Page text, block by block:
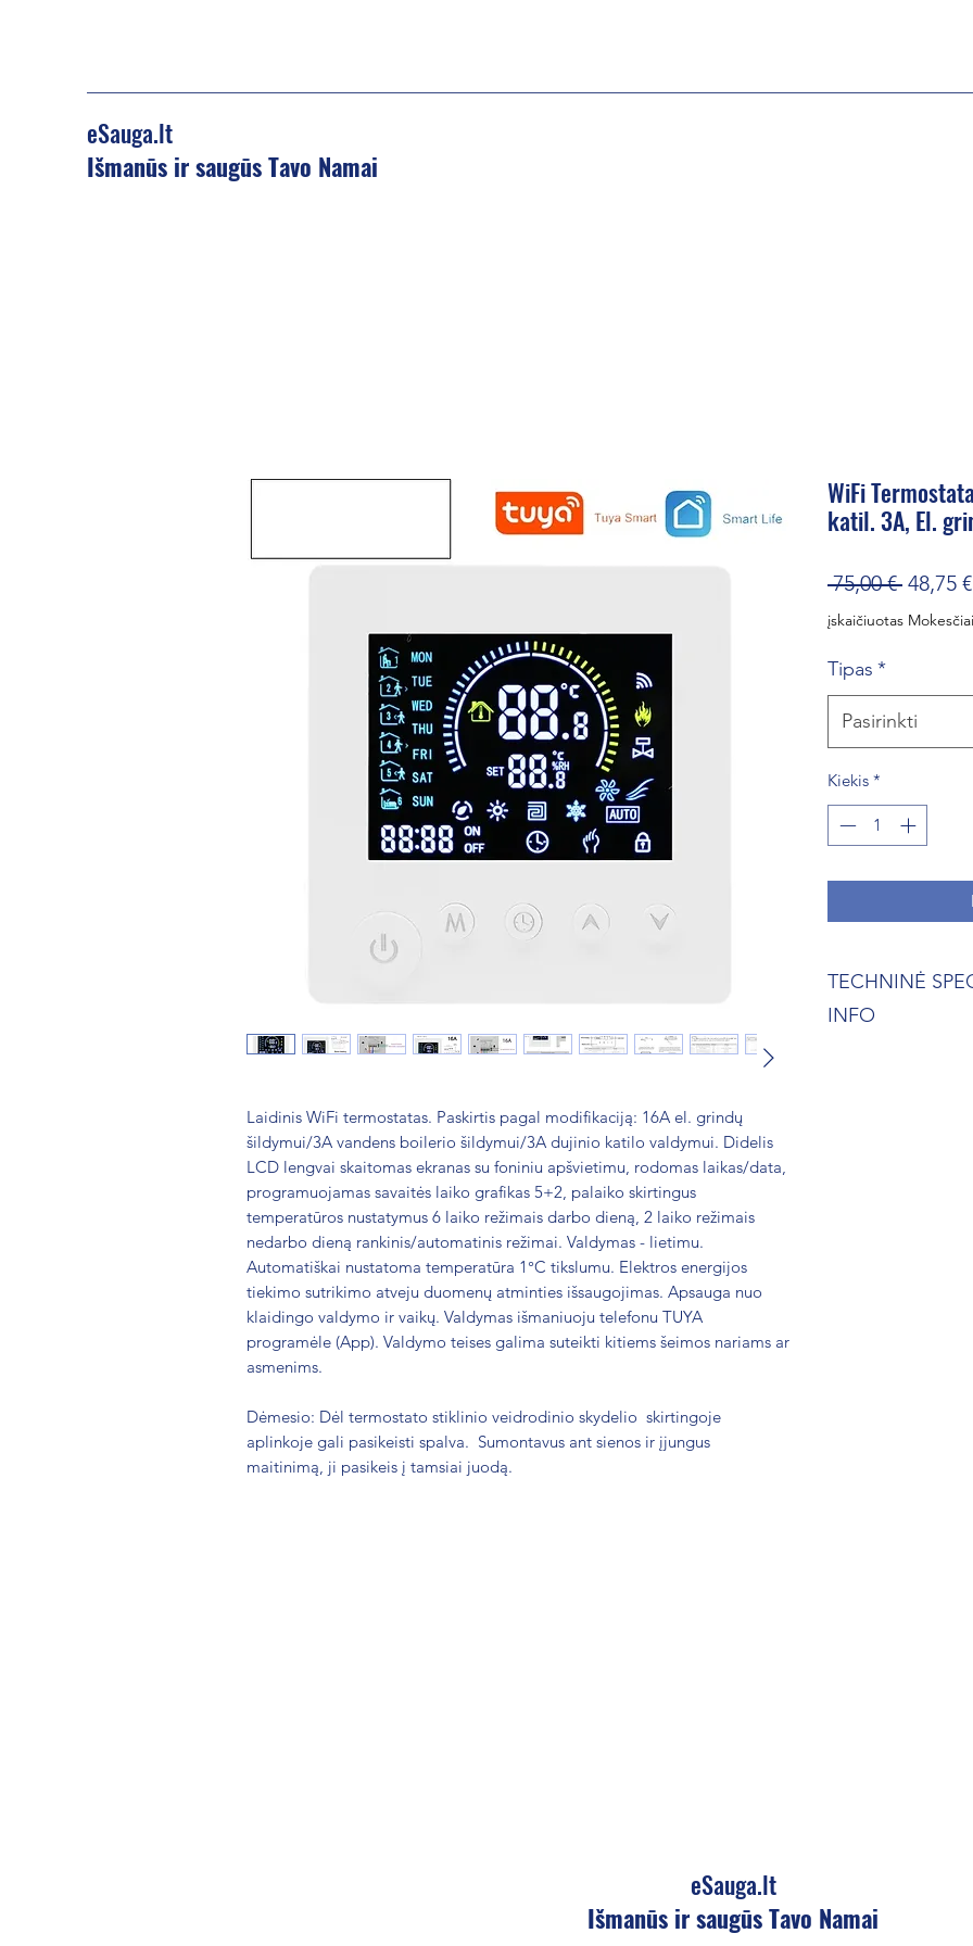
eSauga.lt
Išmanūs ir saugūs Tavo Namai
Laidinis WiFi termostatas. Paskirtis pagal modifikaciją: 16A el. grindų
šildymui/3A vandens boilerio šildymui/3A dujinio katilo valdymui. Didelis
LCD lengvai skaitomas ekranas su foniniu apšvietimu, rodomas laikas/data,
programuojamas savaitės laiko grafikas 5+2, palaiko skirtingus
temperatūros nustatymus 6 laiko režimais darbo dieną, 2 laiko režimais
nedarbo dieną rankinis/automatinis režimai. Valdymas - lietimu.
Automatiškai nustatoma temperatūra 1°C tikslumu. Elektros energijos
tiekimo sutrikimo atveju duomenų atminties išsaugojimas. Apsauga nuo
klaidingo valdymo ir vaikų. Valdymas išmaniuoju telefonu TUYA
programėle (App). Valdymo teises galima suteikti kitiems šeimos nariams ar
asmenims.
Dėmesio: Dėl termostato stiklinio veidrodinio skydelio skirtingoje
aplinkoje gali pasikeisti spalva. Sumontavus ant sienos ir įjungus
maitinimą, ji pasikeis į tamsiai juodą.
WiFi
katil. 3A, El.
75,00 € Įprastinė
kaina
48,75 €
įskaičiuotas Mokesčiai
Tipas *
Pasirinkti
Kiekis *
TECHNINĖ
INFO
eSauga.lt
Išmanūs ir saugūs Tavo Namai